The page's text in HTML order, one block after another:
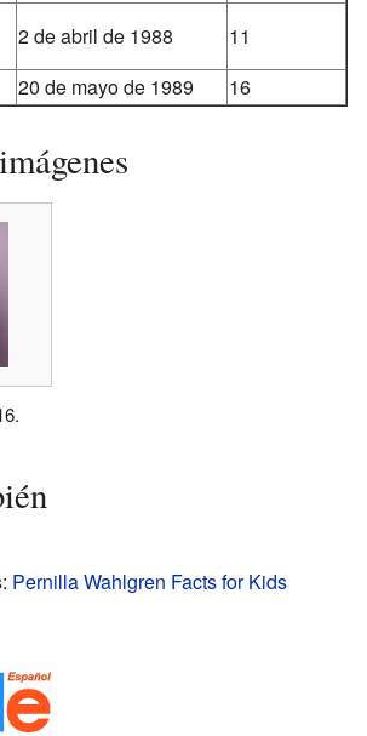
2 de abril de 1988
11
20 de mayo de 1989 16
Pernilla Wahlgren Facts for Kids